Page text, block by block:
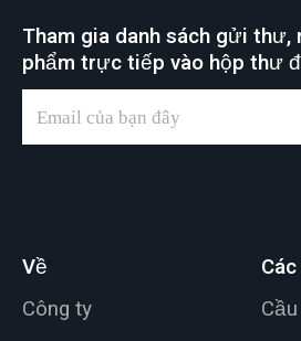
chung của nhiều nơi
làm việc công nghiệp
phục vụ các ứng
dụng nâng hạ khác
Tham gia danh sách gửi thư,
phẩm trực tiếp vào hộp thư
Về
Công ty